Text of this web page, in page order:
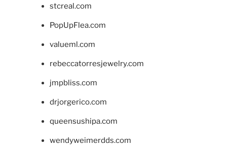
stcreal.com
PopUpFlea.com
valueml.com
rebeccatorresjewelry.com
jmpbliss.com
drjorgerico.com
queensushipa.com
wendyweimerdds.com